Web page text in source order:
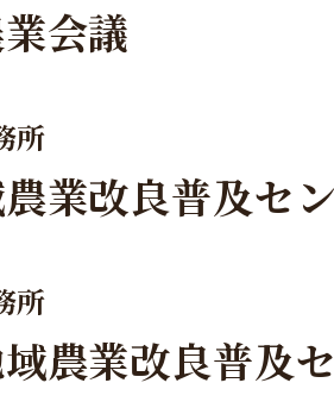
会議
所
業改良普及セ
所
農業改良普及